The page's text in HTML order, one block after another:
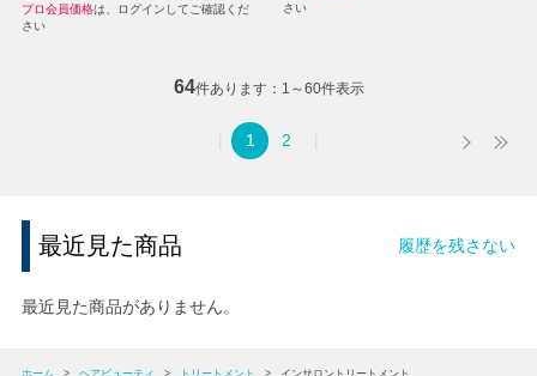
プロ会員価格は、ログインしてご確認くだ
さい
さい
64件あります 1～60件表示
1 2
最近見た商品 履歴を残さない
最近見た商品がありません。